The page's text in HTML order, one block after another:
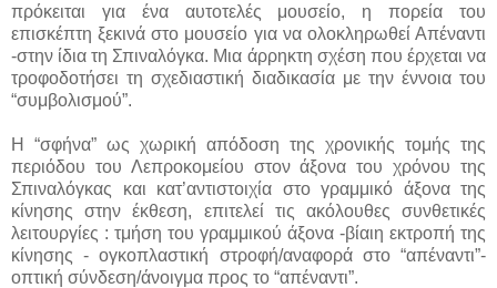
πρόκειται για ένα αυτοτελές μουσείο, η πορεία του
επισκέπτη ξεκινά στο μουσείο για να ολοκληρωθεί Απέναντι
-στην ίδια τη Σπιναλόγκα. Μια άρρηκτη σχέση που έρχεται να
τροφοδοτήσει τη σχεδιαστική διαδικασία με την έννοια του
“συμβολισμού”.
Η “σφήνα” ως χωρική απόδοση της χρονικής τομής της
περιόδου του Λεπροκομείου στον άξονα του χρόνου της
Σπιναλόγκας και κατ’αντιστοιχία στο γραμμικό άξονα της
κίνησης στην έκθεση, επιτελεί τις ακόλουθες συνθετικές
λειτουργίες : τμήση του γραμμικού άξονα -βίαιη εκτροπή της
κίνησης - ογκοπλαστική στροφή/αναφορά στο “απέναντι”-
οπτική σύνδεση/άνοιγμα προς το “απέναντι”.